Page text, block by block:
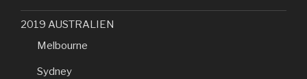
2019 AUSTRALIEN
Melbourne
Sydney